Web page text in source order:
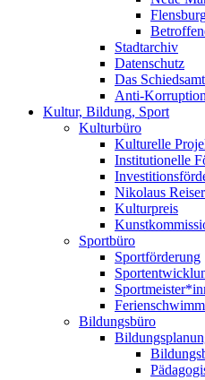
Stadtarchiv
Datenschutz
Das Schiedsamt
Anti-
Kultur, Bildung, Sport
Kulturbüro
Kulturelle
Institutionelle
Nikolaus
Kulturpreis
Sportbüro
Sportförderung
Bildungsbüro